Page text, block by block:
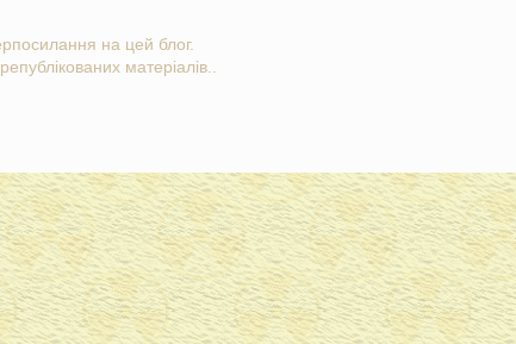
на цей блог.
матеріалів..